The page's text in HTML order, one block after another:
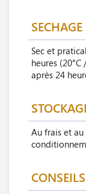
SECHAGE
Sec et
heures
après 24
Au frais et au